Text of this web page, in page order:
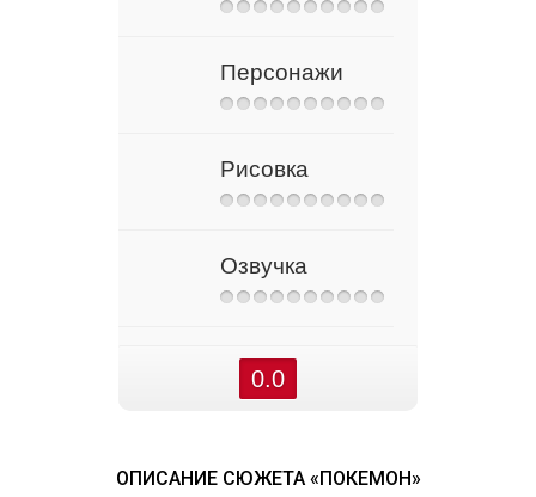
Персонажи
Рисовка
Озвучка
0.0
ОПИСАНИЕ СЮЖЕТА «ПОКЕМОН»